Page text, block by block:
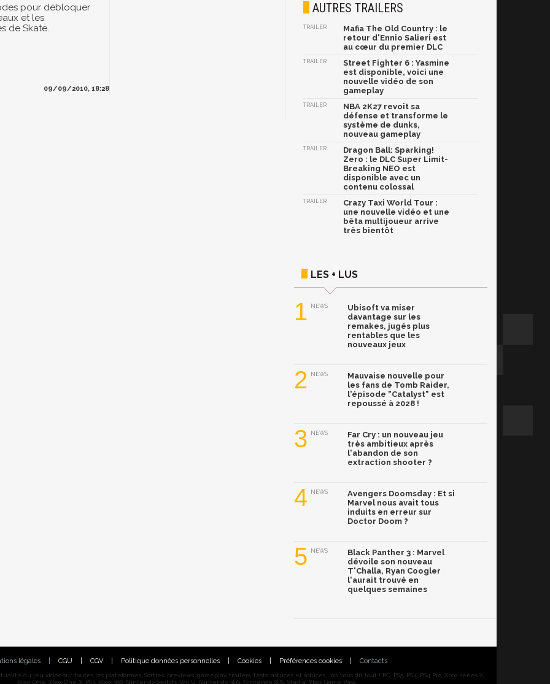
pour débloquer
et les
de Skate.
09/09/2010, 18:28
AUTRES TRAILERS
TRAILER
Mafia The Old Country : le
retour d'Ennio Salieri est
au cœur du premier DLC
TRAILER
Street Fighter 6 : Yasmine
est disponible, voici une
nouvelle vidéo de son
gameplay
TRAILER
NBA 2K27 revoit sa
défense et transforme le
système de dunks,
nouveau gameplay
TRAILER
Dragon Ball: Sparking!
Zero : le DLC Super Limit-
Breaking NEO est
disponible avec un
contenu colossal
TRAILER
Crazy Taxi World Tour :
une nouvelle vidéo et une
bêta multijoueur arrive
très bientôt
LES + LUS
1 NEWS
Ubisoft va miser
davantage sur les
remakes, jugés plus
rentables que les
nouveaux jeux
2 NEWS
Mauvaise nouvelle pour
les fans de Tomb Raider,
l'épisode "Catalyst" est
repoussé à 2028 !
3 NEWS
Far Cry : un nouveau jeu
très ambitieux après
l'abandon de son
extraction shooter ?
4 NEWS
Avengers Doomsday : Et si
Marvel nous avait tous
induits en erreur sur
Doctor Doom ?
5 NEWS
Black Panther 3 : Marvel
dévoile son nouveau
T'Challa, Ryan Coogler
l'aurait trouvé en
quelques semaines
légales CGU CGV Politique données personnelles Cookies Préférences cookies Contacts
du jeu vidéo sur toutes les plateformes. Sorties, previews, gameplay, trailers, tests, astuces et soluces... on vous dit tout ! PC, PS5, PS4, PS4 Pro, Xbox series X,
Xbox One, Xbox One X, PS3, Xbox 360, Nintendo Switch, Wii U, Nintendo 3DS, Nintendo 2DS, Stadia, Xbox Game Pass...